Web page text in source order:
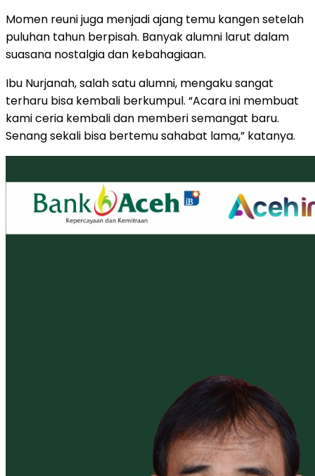
Momen reuni juga menjadi ajang temu kangen setelah
puluhan tahun berpisah. Banyak alumni larut dalam
suasana nostalgia dan kebahagiaan.
Ibu Nurjanah, salah satu alumni, mengaku sangat
terharu bisa kembali berkumpul. “Acara ini membuat
kami ceria kembali dan memberi semangat baru.
Senang sekali bisa bertemu sahabat lama,” katanya.